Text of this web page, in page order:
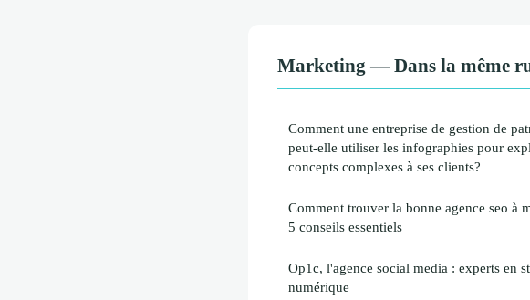
Marketing — Dans la même
Comment une entreprise de gestion de
peut-elle utiliser les infographies pour
concepts complexes à ses clients?
Comment trouver la bonne agence seo à
5 conseils essentiels
Op1c, l'agence social media : experts en
numérique